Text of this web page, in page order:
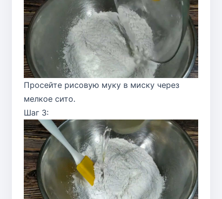
Просейте рисовую муку в миску через
мелкое сито.
Шаг 3: